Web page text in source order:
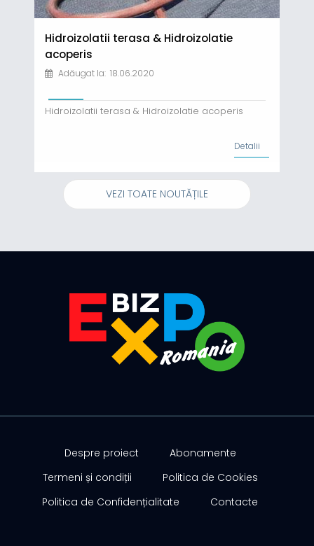
Hidroizolatii terasa & Hidroizolatie
acoperis
Adăugat la: 18.06.2020
Hidroizolatii terasa & Hidroizolatie acoperis
Detalii
VEZI TOATE NOUTĂȚILE
Despre proiect
Abonamente
Termeni și condiții
Politica de Cookies
Politica de Confidențialitate
Contacte